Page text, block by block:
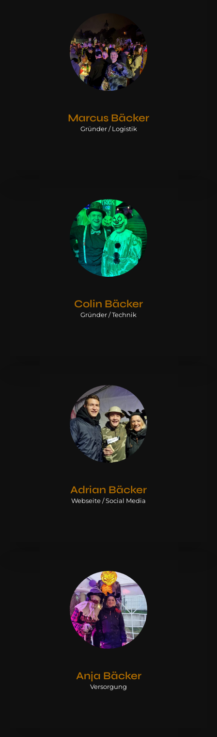
Marcus Bäcker
Gründer / Logistik
Colin Bäcker
Gründer / Technik
Adrian Bäcker
Webseite / Social Media
Anja Bäcker
Versorgung